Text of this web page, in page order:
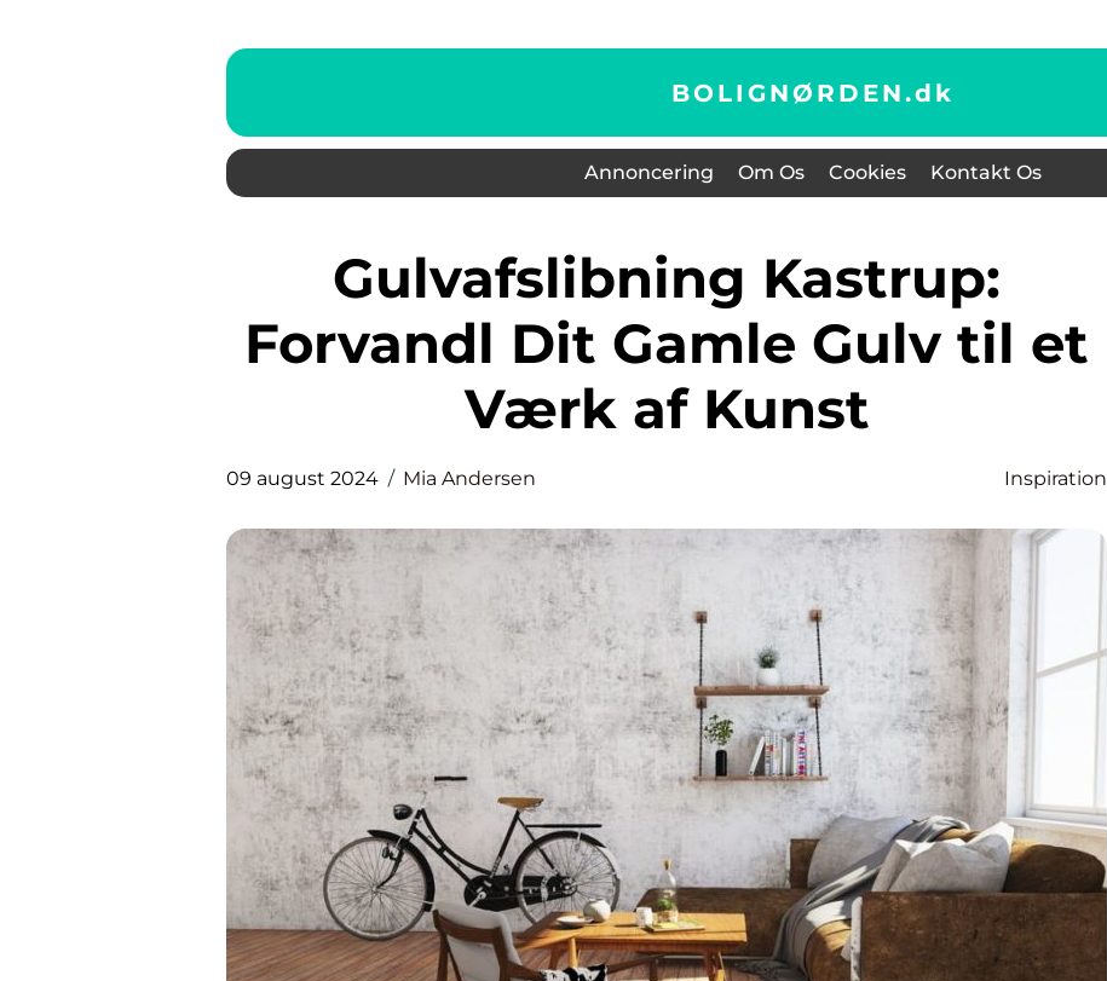
BOLIGNØRDEN.dk
Annoncering Om Os Cookies Kontakt Os
Gulvafslibning Kastrup:
Forvandl Dit Gamle Gulv til et
Værk af Kunst
09 august 2024 Mia Andersen Inspiration